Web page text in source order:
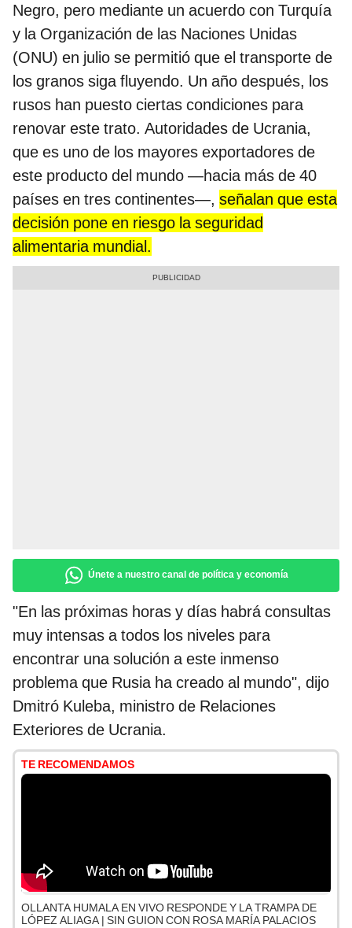
Negro, pero mediante un acuerdo con Turquía
y la Organización de las Naciones Unidas
(ONU) en julio se permitió que el transporte de
los granos siga fluyendo. Un año después, los
rusos han puesto ciertas condiciones para
renovar este trato. Autoridades de Ucrania,
que es uno de los mayores exportadores de
este producto del mundo —hacia más de 40
países en tres continentes—, señalan que esta
decisión pone en riesgo la seguridad
alimentaria mundial.
Únete a nuestro canal de política y economía
"En las próximas horas y días habrá consultas
muy intensas a todos los niveles para
encontrar una solución a este inmenso
problema que Rusia ha creado al mundo", dijo
Dmitró Kuleba, ministro de Relaciones
Exteriores de Ucrania.
TE RECOMENDAMOS
OLLANTA HUMALA EN VIVO RESPONDE Y LA TRAMPA DE
LÓPEZ ALIAGA | SIN GUION CON ROSA MARÍA PALACIOS